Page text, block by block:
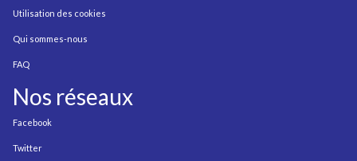
Utilisation des cookies
Qui sommes-nous
FAQ
Nos réseaux
Facebook
Twitter